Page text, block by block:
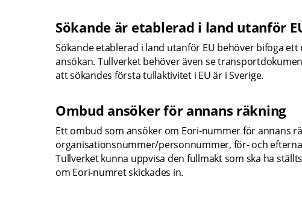
Sökande är etablerad i land utanför
Sökande etablerad i land utanför EU behöver bifoga
ansökan. Tullverket behöver även se
att sökandes första tullaktivitet i EU är i Sverige.
Ombud ansöker för annans räkning
Ett ombud som ansöker om Eori-nummer för annans
organisationsnummer/personnummer, för- och
Tullverket kunna uppvisa den fullmakt som ska ha
om Eori-numret skickades in.